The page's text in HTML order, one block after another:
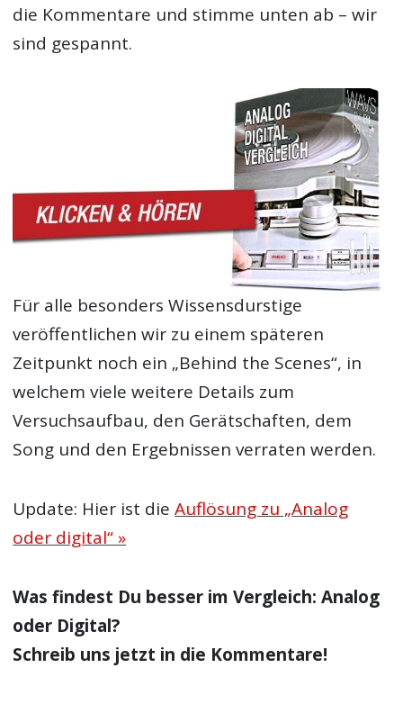
die Kommentare und stimme unten ab – wir
sind gespannt.
Für alle besonders Wissensdurstige
veröffentlichen wir zu einem späteren
Zeitpunkt noch ein „Behind the Scenes“, in
welchem viele weitere Details zum
Versuchsaufbau, den Gerätschaften, dem
Song und den Ergebnissen verraten werden.
Update: Hier ist dieAuflösung zu „Analog
oder digital“ »
Was findest Du besser im Vergleich: Analog
oder Digital?
Schreib uns jetzt in die Kommentare!